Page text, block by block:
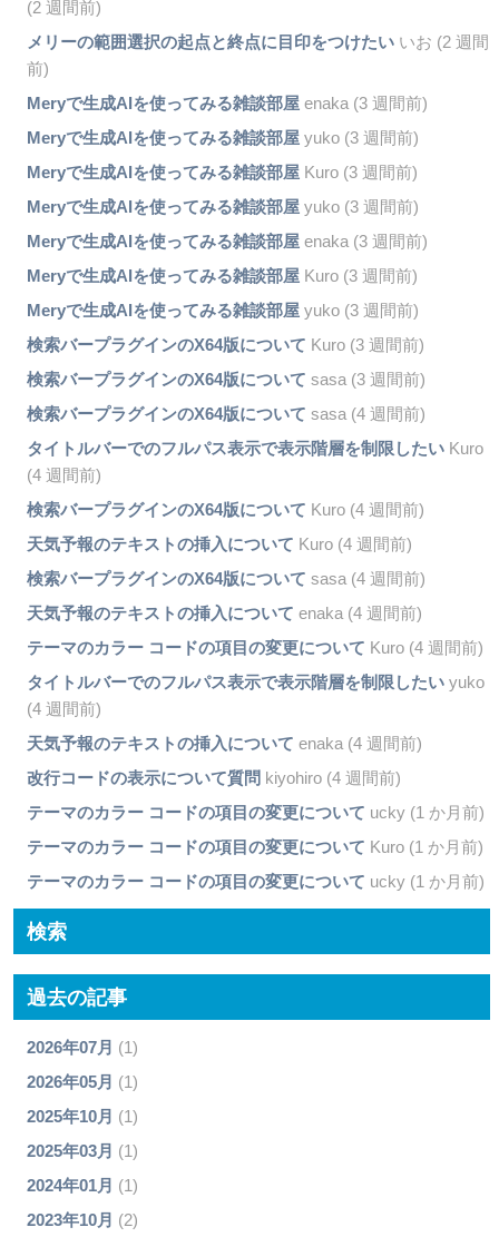
(2 週間前)
メリーの範囲選択の起点と終点に目印をつけたいいお (2 週間
前)
Meryで生成AIを使ってみる雑談部屋enaka (3 週間前)
Meryで生成AIを使ってみる雑談部屋yuko (3 週間前)
Meryで生成AIを使ってみる雑談部屋Kuro (3 週間前)
Meryで生成AIを使ってみる雑談部屋yuko (3 週間前)
Meryで生成AIを使ってみる雑談部屋enaka (3 週間前)
Meryで生成AIを使ってみる雑談部屋Kuro (3 週間前)
Meryで生成AIを使ってみる雑談部屋yuko (3 週間前)
検索バープラグインのX64版について Kuro (3 週間前)
検索バープラグインのX64版について sasa (3 週間前)
検索バープラグインのX64版について sasa (4 週間前)
タイトルバーでのフルパス表示で表示階層を制限したいKuro
(4 週間前)
検索バープラグインのX64版について Kuro (4 週間前)
天気予報のテキストの挿入について Kuro (4 週間前)
検索バープラグインのX64版について sasa (4 週間前)
天気予報のテキストの挿入について enaka (4 週間前)
テーマのカラー コードの項目の変更について Kuro (4 週間前)
タイトルバーでのフルパス表示で表示階層を制限したいyuko
(4 週間前)
天気予報のテキストの挿入について enaka (4 週間前)
改行コードの表示について質問 kiyohiro (4 週間前)
テーマのカラー コードの項目の変更について ucky (1 か月前)
テーマのカラー コードの項目の変更について Kuro (1 か月前)
テーマのカラー コードの項目の変更について ucky (1 か月前)
検索
過去の記事
2026年07月 (1)
2026年05月 (1)
2025年10月 (1)
2025年03月 (1)
2024年01月 (1)
2023年10月 (2)